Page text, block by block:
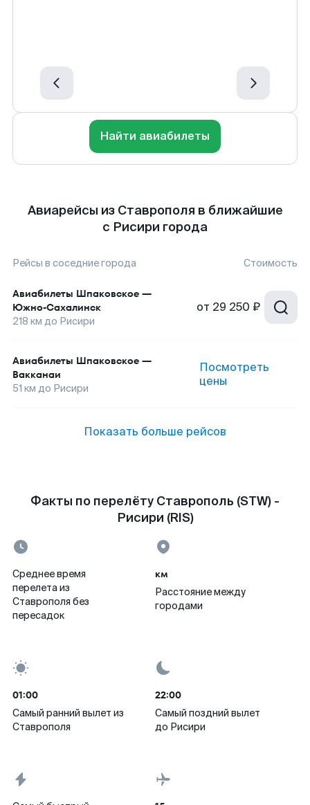
Найти авиабилеты
Авиарейсы из Ставрополя в ближайшие
с Рисири города
Рейсы в соседние города Стоимость
Авиабилеты Шпаковское —
Южно-Сахалинск
218 км до Рисири
от 29 250 ₽
Авиабилеты Шпаковское —
Вакканаи
51 км до Рисири
Посмотреть
цены
Показать больше рейсов
Факты по перелёту Ставрополь (STW) -
Рисири (RIS)
Среднее время
перелета из
Ставрополя без
пересадок
км
Расстояние между
городами
01:00
Самый ранний вылет из
Ставрополя
22:00
Самый поздний вылет
до Рисири